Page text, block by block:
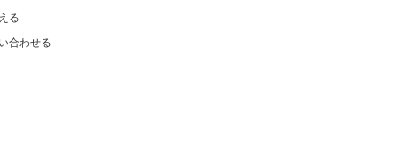
る
合わせる